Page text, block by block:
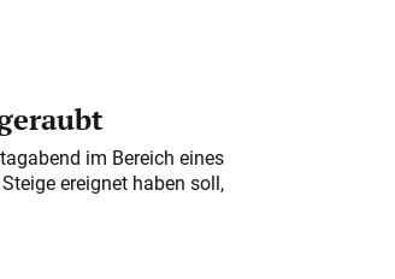
im Bereich eines
ereignet haben soll,